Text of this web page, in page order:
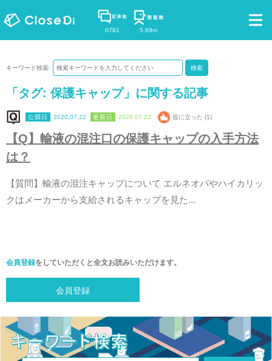
0781 5.69m
キーワード検索: 検索
「タグ: 保護キャップ」に関する記事
2020.07.22 2020.07.22 役に立った (1)
【Q】 輸液の混注口 の保護キャ ップの入手方法
は ？
【 質問 】 輸液の混注キ ャ ップについて エルネオパやハイ カ リ ッ
ク は メ ーカーから支給さ れるキ ャ ップを 見た...
会員登録をしていただくと全文お読みいただけます。
会員登録